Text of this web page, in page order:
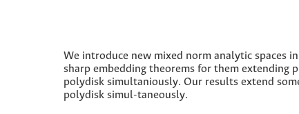
We introduce new mixed norm analytic spaces
sharp embedding theorems for them extending
polydisk simultaniously. Our results extend
polydisk simul-taneously.